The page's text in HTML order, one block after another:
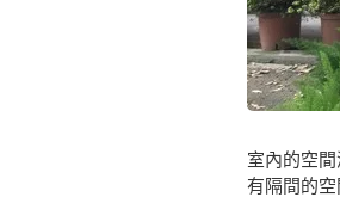
室內的空
有隔間的空